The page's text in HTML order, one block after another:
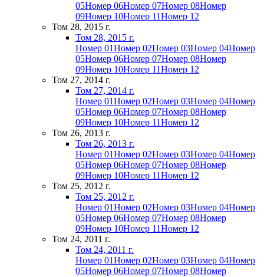
05Номер 06Номер 07Номер 08Номер
09Номер 10Номер 11Номер 12
Том 28, 2015 г.
Том 28, 2015 г.
Номер 01Номер 02Номер 03Номер 04Номер
05Номер 06Номер 07Номер 08Номер
09Номер 10Номер 11Номер 12
Том 27, 2014 г.
Том 27, 2014 г.
Номер 01Номер 02Номер 03Номер 04Номер
05Номер 06Номер 07Номер 08Номер
09Номер 10Номер 11Номер 12
Том 26, 2013 г.
Том 26, 2013 г.
Номер 01Номер 02Номер 03Номер 04Номер
05Номер 06Номер 07Номер 08Номер
09Номер 10Номер 11Номер 12
Том 25, 2012 г.
Том 25, 2012 г.
Номер 01Номер 02Номер 03Номер 04Номер
05Номер 06Номер 07Номер 08Номер
09Номер 10Номер 11Номер 12
Том 24, 2011 г.
Том 24, 2011 г.
Номер 01Номер 02Номер 03Номер 04Номер
05Номер 06Номер 07Номер 08Номер